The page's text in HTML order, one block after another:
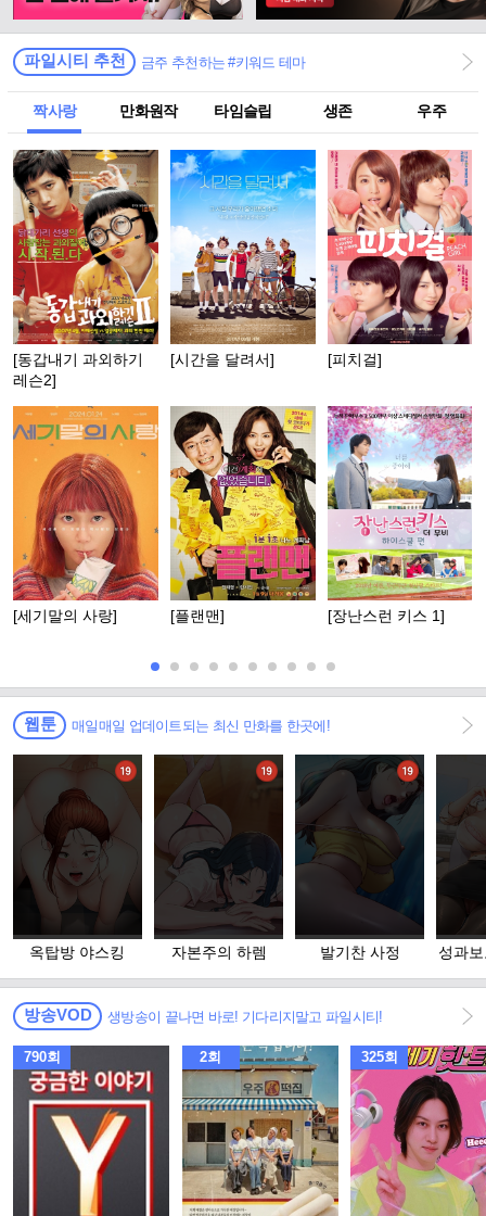
파일시티 추천 금주 추천하는 #키워드 테마
짝사랑 만화원작 타임슬립 생존 우주
[동갑내기 과외하기
레슨2]
[시간을 달려서] [피치걸]
[세기말의 사랑] [플랜맨] [장난스런 키스 1]
웹툰 매일매일 업데이트되는 최신 만화를 한곳에!
옥탑방 야스킹 자본주의 하렘 발기찬 사정 성과
방송VOD 생방송이 끝나면 바로! 기다리지말고 파일시티!
790회 2회 325회